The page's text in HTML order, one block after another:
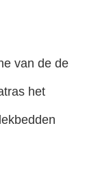
van de de
het